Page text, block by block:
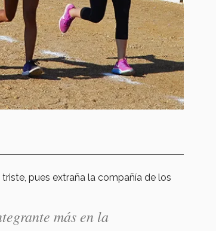
pues extraña la compañía de los
más en la